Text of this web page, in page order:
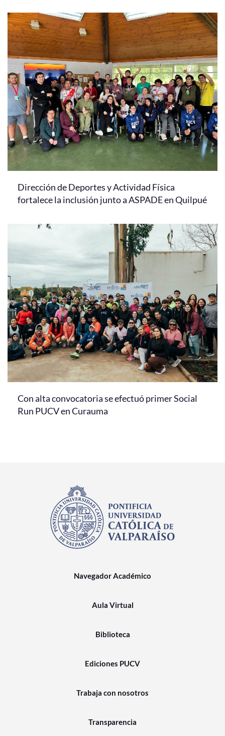
Dirección de Deportes y Actividad Física
fortalece la inclusión junto a ASPADE en Quilpué
Con alta convocatoria se efectuó primer Social
Run PUCV en Curauma
Navegador Académico
Aula Virtual
Biblioteca
Ediciones PUCV
Trabaja con nosotros
Transparencia